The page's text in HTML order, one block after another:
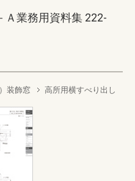
Ａ業務用資料集 222-
装飾窓
高所用横すべり出し